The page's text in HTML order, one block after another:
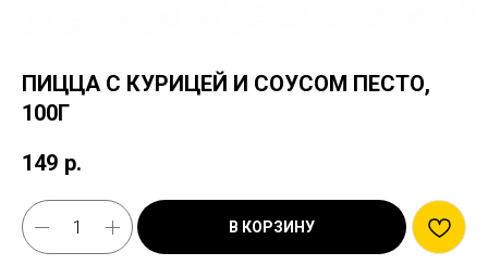
ПИЦЦА С КУРИЦЕЙ И СОУСОМ ПЕСТО,
100Г
149 р.
В КОРЗИНУ